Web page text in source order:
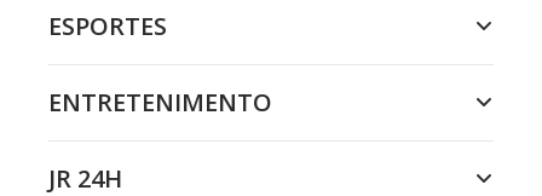
ESPORTES
ENTRETENIMENTO
JR 24H